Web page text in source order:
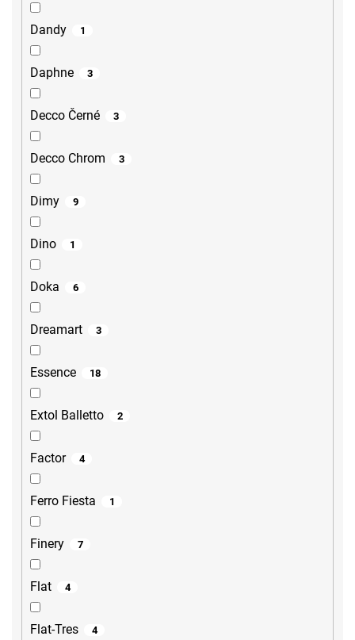
Dandy 1
Daphne 3
Decco Černé 3
Decco Chrom 3
Dimy 9
Dino 1
Doka 6
Dreamart 3
Essence 18
Extol Balletto 2
Factor 4
Ferro Fiesta 1
Finery 7
Flat 4
Flat-Tres 4